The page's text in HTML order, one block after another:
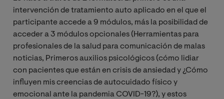
intervención de tratamiento auto aplicado en el que el
participante accede a 9 módulos, más la posibilidad de
acceder a 3 módulos opcionales (Herramientas para
profesionales de la salud para comunicación de malas
noticias, Primeros auxilios psicológicos (cómo lidiar
con pacientes que están en crisis de ansiedad y ¿Cómo
influyen mis creencias de autocuidado físico y
emocional ante la pandemia COVID-19?), y estos